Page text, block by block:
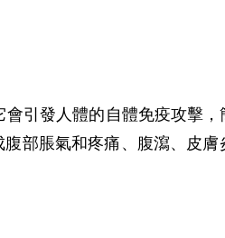
會引發人體的自體免疫攻擊，
部脹氣和疼痛、腹瀉、皮膚